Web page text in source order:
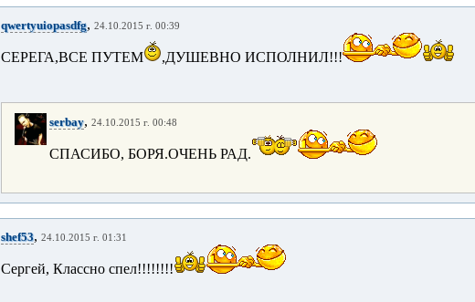
qwertyuiopasdfg, 24.10.2015 г. 00:39
СЕРЕГА,ВСЕ ПУТЕМ ,ДУШЕВНО ИСПОЛНИЛ!!!
serbay, 24.10.2015 г. 00:48
СПАСИБО, БОРЯ.ОЧЕНЬ РАД.
shef53, 24.10.2015 г. 01:31
Сергей, Классно спел!!!!!!!!